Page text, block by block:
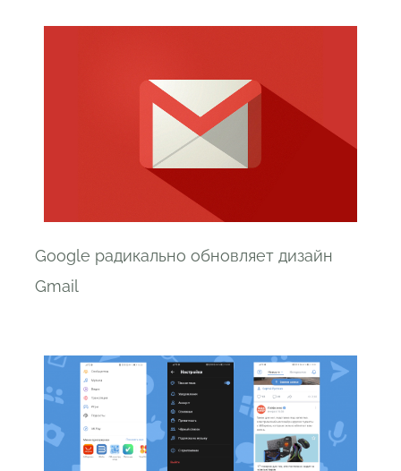
Google радикально обновляет дизайн
Gmail